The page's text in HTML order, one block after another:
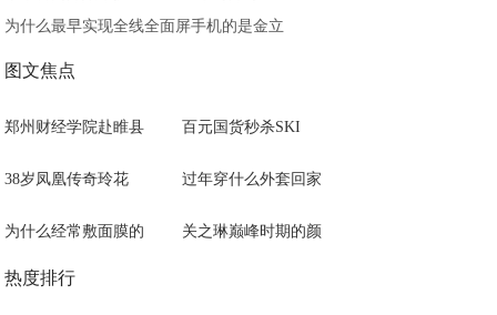
为什么最早实现全线全面屏手机的是金立
图文焦点
郑州财经学院赴睢县 百元国货秒杀SKI
38岁凤凰传奇玲花 过年穿什么外套回家
为什么经常敷面膜的 关之琳巅峰时期的颜
热度排行